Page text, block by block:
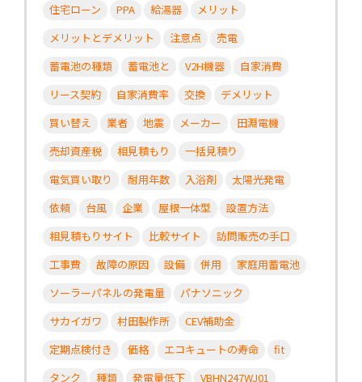
住宅ローン
PPA 給湯器
メリット
メリットとデメリット
注意点
売電
蓄電池の種類
蓄電池と V2H機器
自家消費
リース契約
自家消費率 交換
デメリット
買い替え
業者 地震 メーカー
田淵電機
売却資産税
相見積もり
一括見積り
電気買い取り
耐用年数 入浴剤
太陽光発電
依頼
台風 企業 屋根一体型
設置方法
相見積もりサイト
比較サイト
訪問販売の手口
工事費
故障の原因 設備 併用
家庭用蓄電池
ソーラーパネルの発電量
パナソニック
サカイガワ
村田製作所
CEV補助金
定期点検付き
価格 エコキュートの寿命
fit
タンク
種類 発電量低下
VBHN247WJ01